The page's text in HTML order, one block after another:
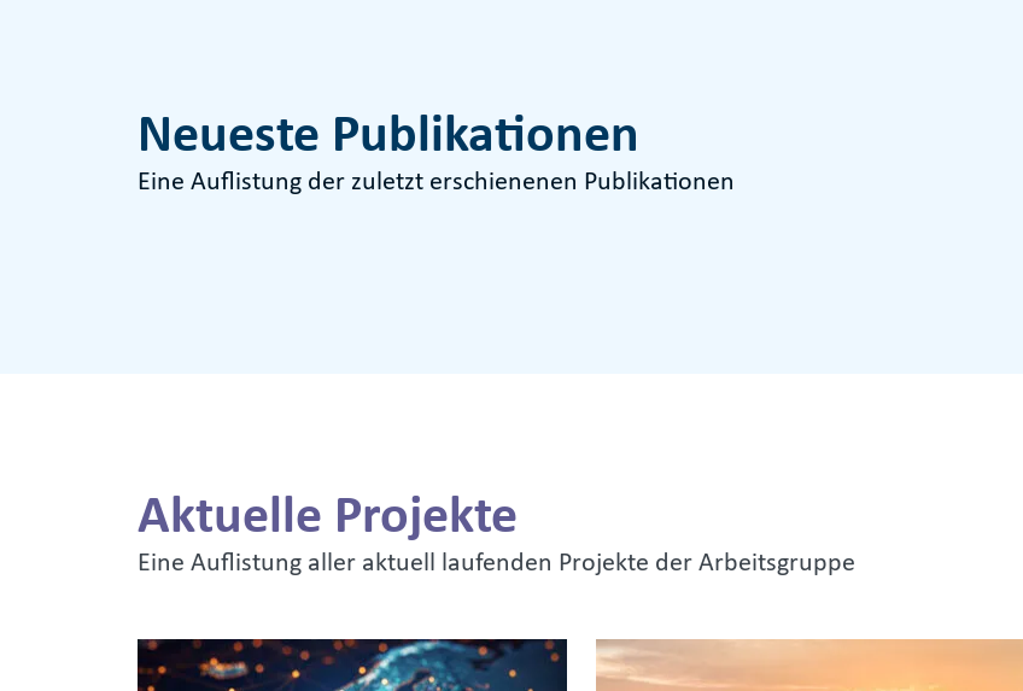
Neueste Publikationen
Eine Auflistung der zuletzt erschienenen Publikationen
Aktuelle Projekte
Eine Auflistung aller aktuell laufenden Projekte der Arbeitsgruppe